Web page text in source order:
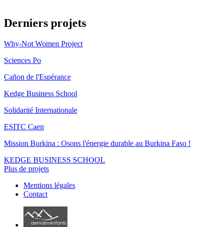
Derniers projets
Why-Not Women Project
Sciences Po
Cañon de l'Espérance
Kedge Business School
Solidarité Internationale
ESITC Caen
Mission Burkina : Osons l'énergie durable au Burkina Faso !
KEDGE BUSINESS SCHOOL
Plus de projets
Mentions légales
Contact